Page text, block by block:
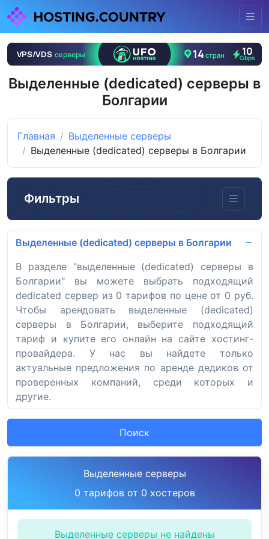
Выделенные (dedicated) серверы в
Болгарии
Главная
Выделенные серверы
Выделенные (dedicated) серверы в Болгарии
Фильтры
Выделенные (dedicated) серверы в Болгарии
В разделе "выделенные (dedicated) серверы в
Болгарии" вы можете выбрать подходящий
dedicated сервер из 0 тарифов по цене от 0 руб.
Чтобы арендовать выделенные (dedicated)
серверы в Болгарии, выберите подходящий
тариф и купите его онлайн на сайте хостинг-
провайдера. У нас вы найдете только
актуальные предложения по аренде дедиков от
проверенных компаний, среди которых и
другие.
Поиск
Выделенные серверы
0 тарифов от 0 хостеров
Выделенные серверы не найдены